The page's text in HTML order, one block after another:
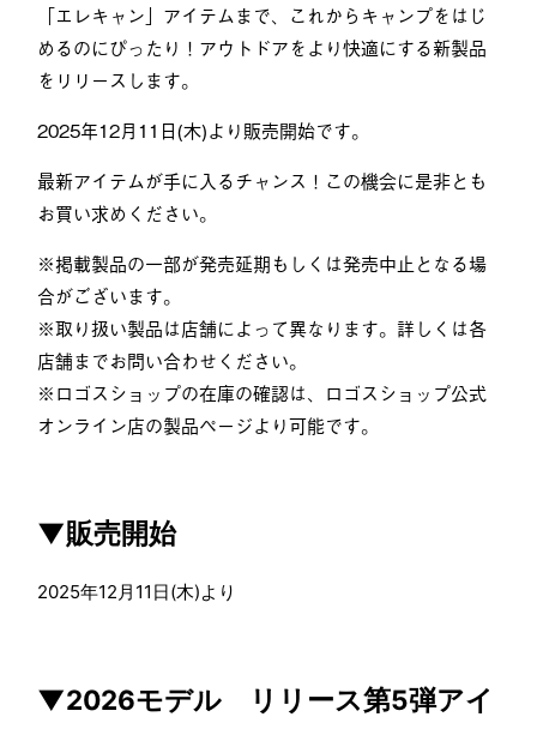
「エレキャン」アイテムまで、これからキャンプをはじ
めるのにぴったり！アウトドアをより快適にする新製品
をリリースします。
2025年12月11日(木)より販売開始です。
最新アイテムが手に入るチャンス！この機会に是非とも
お買い求めください。
※掲載製品の一部が発売延期もしくは発売中止となる場
合がございます。
※取り扱い製品は店舗によって異なります。詳しくは各
店舗までお問い合わせください。
※ロゴスショップの在庫の確認は、ロゴスショップ公式
オンライン店の製品ページより可能です。
▼販売開始
2025年12月11日(木)より
▼2026モデル リリース第5弾アイ